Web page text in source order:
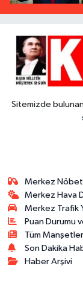
Sitemizde
Merkez
Merkez Hava
Merkez Trafik
Puan Durumu
Tüm Manşetler
Son Dakika
Haber Arşivi